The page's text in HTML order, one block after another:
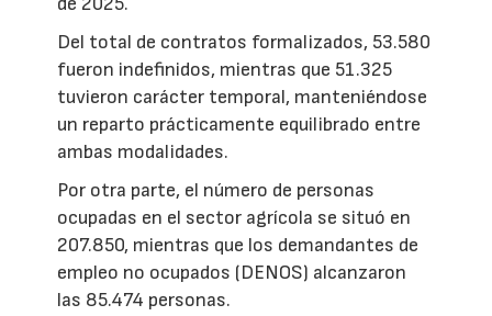
Del total de contratos formalizados, 53.580
fueron indefinidos, mientras que 51.325
tuvieron carácter temporal, manteniéndose
un reparto prácticamente equilibrado entre
ambas modalidades.
Por otra parte, el número de personas
ocupadas en el sector agrícola se situó en
207.850, mientras que los demandantes de
empleo no ocupados (DENOS) alcanzaron
las 85.474 personas.